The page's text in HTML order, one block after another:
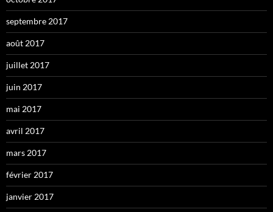
septembre 2017
août 2017
juillet 2017
juin 2017
mai 2017
avril 2017
mars 2017
février 2017
janvier 2017